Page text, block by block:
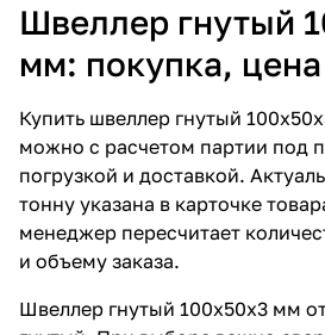
Швеллер гнутый
мм: покупка,
Купить швеллер гнутый
можно с расчетом партии под
погрузкой и доставкой.
тонну указана в карточке
менеджер пересчитает
и объему заказа.
Швеллер гнутый 100х50х3 мм